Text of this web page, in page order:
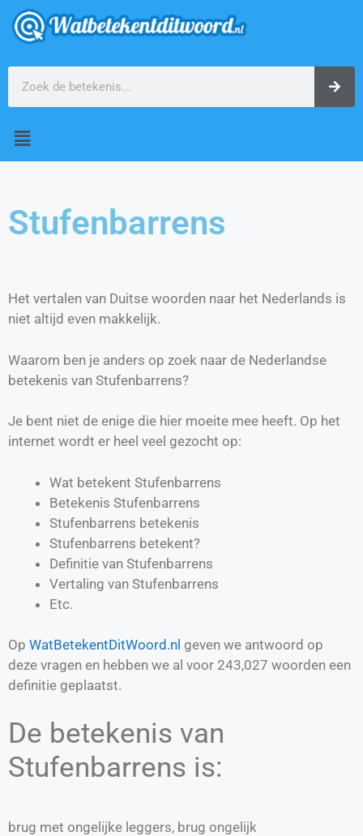
Stufenbarrens
Het vertalen van Duitse woorden naar het Nederlands is
niet altijd even makkelijk.
Waarom ben je anders op zoek naar de Nederlandse
betekenis van Stufenbarrens?
Je bent niet de enige die hier moeite mee heeft. Op het
internet wordt er heel veel gezocht op:
Wat betekent Stufenbarrens
Betekenis Stufenbarrens
Stufenbarrens betekenis
Stufenbarrens betekent?
Definitie van Stufenbarrens
Vertaling van Stufenbarrens
Etc.
Op WatBetekentDitWoord.nl geven we antwoord op
deze vragen en hebben we al voor 243,027 woorden een
definitie geplaatst.
De betekenis van
Stufenbarrens is:
brug met ongelijke leggers, brug ongelijk